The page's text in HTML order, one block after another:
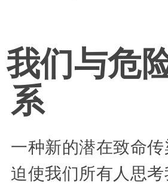
我们与危
系
一种新的潜在致命
迫使我们所有人思